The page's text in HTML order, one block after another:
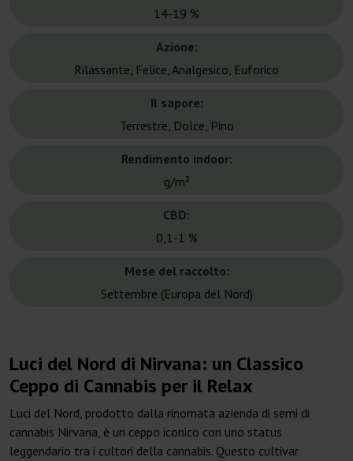
14-19 %
Azione:
Rilassante, Felice, Analgesico, Euforico
Il sapore:
Terrestre, Dolce, Pino
Rendimento indoor:
g/m²
CBD:
0,1-1 %
Mese del raccolto:
Settembre (Europa del Nord)
Luci del Nord di Nirvana: un Classico
Ceppo di Cannabis per il Relax
Luci del Nord, prodotto dalla rinomata azienda di semi di
cannabis Nirvana, è un ceppo iconico con uno status
leggendario tra i cultori della cannabis. Questo cultivar